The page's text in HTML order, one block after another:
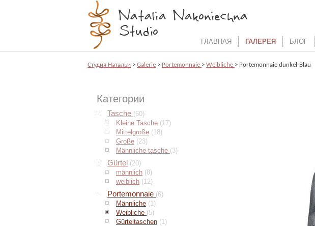
ГЛАВНАЯ ГАЛЕРЕЯ БЛОГ
Cтудия Натальи > Galerie > Portemonnaie > Weibliche > Portemonnaie dunkel-Blau
Категории
Tasche (60)
Kleine Tasche (17)
Mittelgroße (18)
Große (23)
Männliche tasche (3)
Gürtel (20)
männlich (8)
weiblich (12)
Portemonnaie (6)
Männliche (1)
Weibliche (5)
Gürteltaschen (1)